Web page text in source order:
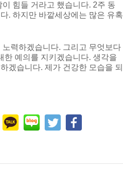
힘들 거라고 했습니다. 2주 동
. 하지만 바깥세상에는 많은 유혹
력하겠습니다. 그리고 무엇보다
한 예의를 지키겠습니다. 생각을
겠습니다. 제가 건강한 모습을 되